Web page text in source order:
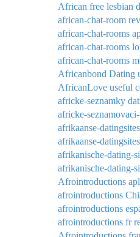
African free lesbian
african-chat-room
african-chat-rooms
african-chat-rooms
african-chat-rooms
Africanbond Dating
AfricanLove useful
africke-seznamky
africke-
afrikaanse-
afrikaanse-
afrikanische-dating-
afrikanische-dating-
Afrointroductions
afrointroductions
afrointroductions
afrointroductions fr